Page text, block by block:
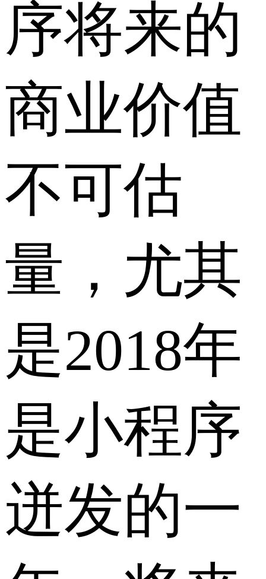
序将来的
商业价值
不可估
量，尤其
是2018年
是小程序
迸发的一